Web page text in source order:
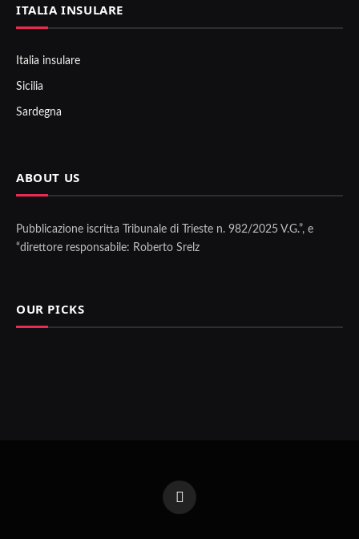
ITALIA INSULARE
Italia insulare
Sicilia
Sardegna
ABOUT US
Pubblicazione iscritta Tribunale di Trieste n. 982/2025 V.G.”, e
“direttore responsabile: Roberto Srelz
OUR PICKS
Facebook